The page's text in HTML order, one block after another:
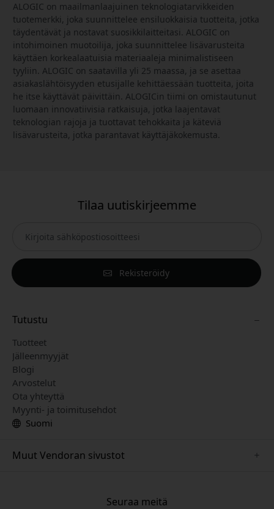
ALOGIC on maailmanlaajuinen teknologiatarvikkeiden
tuotemerkki, joka suunnittelee ensiluokkaisia tuotteita, jotka
täydentävät ja nostavat suosikkilaitteitasi. ALOGIC on
intohimoinen muotoilija, joka suunnittelee lisävarusteita
käyttäen korkealaatuisia materiaaleja minimalistiseen
tyyliin. ALOGIC on saatavilla yli 25 maassa, ja se asettaa
asiakaslähtöisyyden etusijalle kehittäessään tuotteita, joita
he itse käyttävät päivittäin. ALOGICin tiimi on omistautunut
luomaan innovatiivisia ratkaisuja, jotka laajentavat
teknologian rajoja ja tuottavat tehokkaita ja käteviä
lisävarusteita, jotka parantavat käyttäjäkokemusta.
Tilaa uutiskirjeemme
Rekisteröidy
Tutustu
Tuotteet
Jälleenmyyjät
Blogi
Arvostelut
Ota yhteyttä
Myynti- ja toimitusehdot
Suomi
Muut Vendoran sivustot
www.nordicsmartlight.seSeuraa meitä